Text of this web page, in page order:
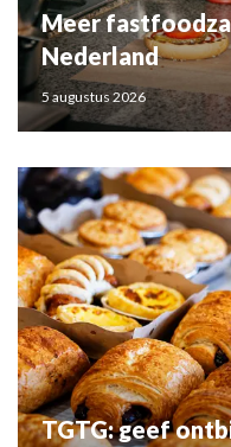
Meer
Nederland
5 augustus 2026
TGTG: geef